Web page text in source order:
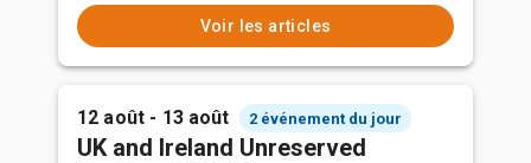
Voir les articles
12 août - 13 août 2 événement du jour
UK and Ireland Unreserved